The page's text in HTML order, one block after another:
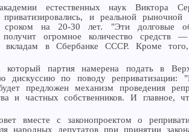
естественных наук Виктора
и реальной рыночной
на 20-30 лет. "Эти долговые
получит огромное количество
в Сбербанке СССР. Кроме того,
который партия намерена подать в
дискуссию по поводу реприватизации:
предложен механизм проведения
и частных собственников. И главное,
вместе с законопроектом о
народных депутатов при принятии